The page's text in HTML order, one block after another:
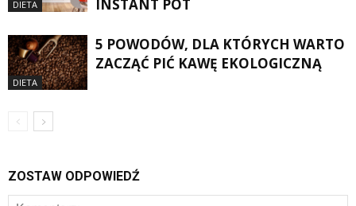
DIETA
INSTANT POT
DIETA
5 POWODÓW, DLA KTÓRYCH WARTO
ZACZĄĆ PIĆ KAWĘ EKOLOGICZNĄ
ZOSTAW ODPOWIEDŹ